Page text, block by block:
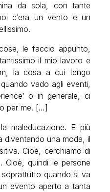
da sola, con tante
c’era un vento e un
le faccio appunto,
il mio lavoro e
la cosa a cui tengo
vado agli eventi,
o in generale, ci
per me. […]
maleducazione. E più
diventando una moda, il
Cioè, cerchiamo di
Cioè, quindi le persone
quando si va
evento aperto a tanta